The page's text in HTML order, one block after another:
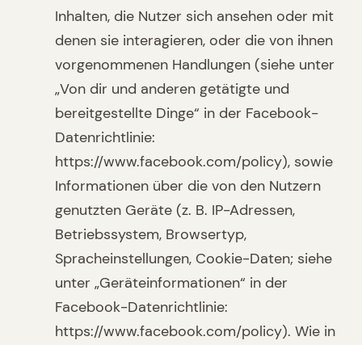
Inhalten, die Nutzer sich ansehen oder mit
denen sie interagieren, oder die von ihnen
vorgenommenen Handlungen (siehe unter
„Von dir und anderen getätigte und
bereitgestellte Dinge“ in der Facebook-
Datenrichtlinie:
https://www.facebook.com/policy), sowie
Informationen über die von den Nutzern
genutzten Geräte (z. B. IP-Adressen,
Betriebssystem, Browsertyp,
Spracheinstellungen, Cookie-Daten; siehe
unter „Geräteinformationen“ in der
Facebook-Datenrichtlinie:
https://www.facebook.com/policy). Wie in